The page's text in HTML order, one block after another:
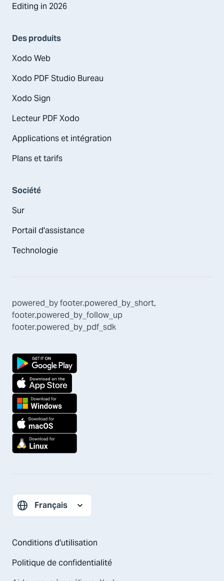
Editing in 2026
Des produits
Xodo Web
Xodo PDF Studio Bureau
Xodo Sign
Lecteur PDF Xodo
Applications et intégration
Plans et tarifs
Société
Sur
Portail d'assistance
Technologie
powered_byfooter.powered_by_short,
footer.powered_by_follow_up
footer.powered_by_pdf_sdk
Conditions d'utilisation
Politique de confidentialité